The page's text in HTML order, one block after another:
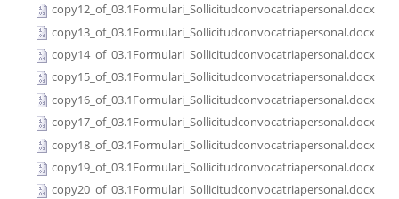
copy12_of_03.1Formulari_Sollicitudconvocatriapersonal.docx
copy13_of_03.1Formulari_Sollicitudconvocatriapersonal.docx
copy14_of_03.1Formulari_Sollicitudconvocatriapersonal.docx
copy15_of_03.1Formulari_Sollicitudconvocatriapersonal.docx
copy16_of_03.1Formulari_Sollicitudconvocatriapersonal.docx
copy17_of_03.1Formulari_Sollicitudconvocatriapersonal.docx
copy18_of_03.1Formulari_Sollicitudconvocatriapersonal.docx
copy19_of_03.1Formulari_Sollicitudconvocatriapersonal.docx
copy20_of_03.1Formulari_Sollicitudconvocatriapersonal.docx